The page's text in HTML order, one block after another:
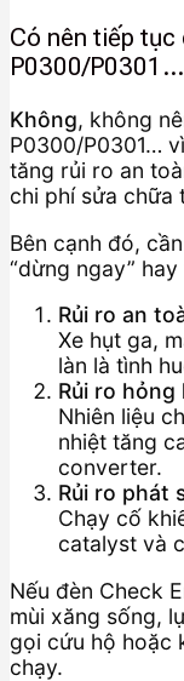
Có nên tiếp tục
P0300/
Không, không
P0300/P0301…
tăng rủi ro an
chi phí sửa chữa
Bên cạnh đó,
“dừng ngay”
Rủi ro an
Xe hụt ga,
làn là tình
Rủi ro
Nhiên liệu
nhiệt tăng
converter.
Rủi ro phát
Chạy cố
catalyst và
Nếu đèn Check
mùi xăng sống,
gọi cứu hộ hoặc
chạy.